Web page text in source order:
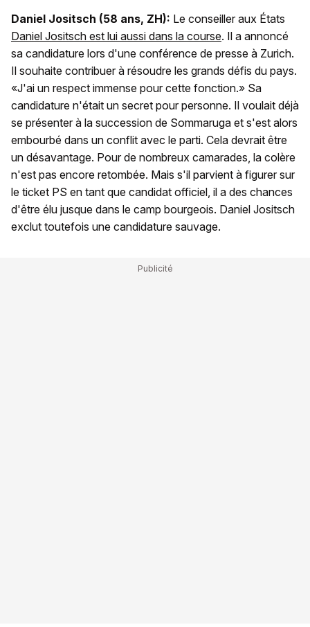
Daniel Jositsch (58 ans, ZH): Le conseiller aux États
Daniel Jositsch est lui aussi dans la course. Il a annoncé
sa candidature lors d'une conférence de presse à Zurich.
Il souhaite contribuer à résoudre les grands défis du pays.
«J'ai un respect immense pour cette fonction.» Sa
candidature n'était un secret pour personne. Il voulait déjà
se présenter à la succession de Sommaruga et s'est alors
embourbé dans un conflit avec le parti. Cela devrait être
un désavantage. Pour de nombreux camarades, la colère
n'est pas encore retombée. Mais s'il parvient à figurer sur
le ticket PS en tant que candidat officiel, il a des chances
d'être élu jusque dans le camp bourgeois. Daniel Jositsch
exclut toutefois une candidature sauvage.